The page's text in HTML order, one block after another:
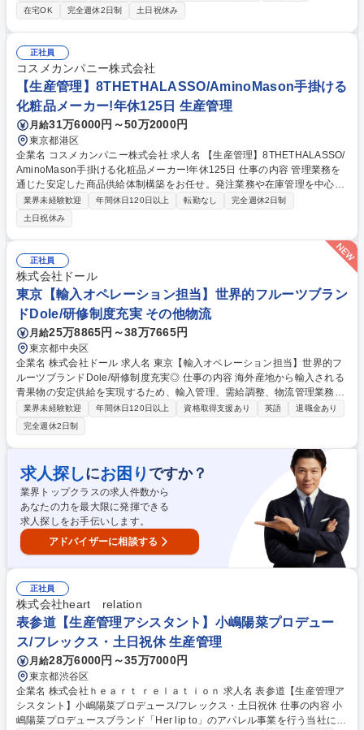
設計等、サプライチェーン全体のマネジメントをお任せ。 【詳細】■リリ
ースまでのスケジュール管理/ディレクション業務 ■新規生産背景の開拓 ■
仕入先との連携/交渉 ■生産戦略の設計/構築 ■生産計画の作成 【アパレル
ウェアラインナップ例】■BAKUNE パジャマ ■フーディー ■ジャケット ■
スウェット ■ゴルフウェア ■ポロシャツ/半袖シャツ ■ワンピース ■インナ
ーウェア など 募集職種 【生産管理/アパレル】BAKUNE手掛ける2025年
上場の注目企業!リモート可◎
在宅OK
完全週休2日制 土日祝休み
正社員
コスメカンパニー株式会社
【生産管理】8THETHALASSO/AminoMason手掛ける
化粧品メーカー!年休125日 生産管理
月給31万6000円～50万2000円
東京都港区
企業名 コスメカンパニー株式会社 求人名 【生産管理】8THETHALASSO/
AminoMason手掛ける化粧品メーカー!年休125日 仕事の内容 管理業務を
通じた安定した商品供給体制構築をお任せ。発注業務や在庫管理を中心
に、社内外の関係者と連携しながら、ブランド価値の維持・向上に貢献い
ただきます。 【業務詳細】(1)生産/発注管理：■全ブランド約300SKUを担
当し工場との生産スケジュール調整～原料/資材/製品発注/仕入れ/納品管理
までを一貫担当 ■発注書作成や受発注/出荷指示/電話応対等の事務/庶務 (2)
在庫管理と連携：■商品需要予測に基づく発注調整と在庫管理を徹底 ■営
業部と密に連携し生産スケジュールに合わせた円滑な供給体制を構築/維持
【ミッション】安定した商品供給体制構築によるブランド価値維持/向上
募集職種 【生産管理】8THETHALASSO/AminoMason手掛ける化粧品メ
ーカー!年休125日
業界未経験歓迎 年間休日120日以上 転勤なし
完全週休2日制
土日祝休み
正社員
株式会社ドール
東京【輸入オペレーション担当】世界的フルーツブラン
ドDole/研修制度充実 その他物流
月給25万8865円～38万7665円
東京都中央区
企業名 株式会社ドール 求人名 東京【輸入オペレーション担当】世界的フ
ルーツブランドDole/研修制度充実◎ 仕事の内容 海外産地から輸入される
青果物の安定供給を実現するため、輸入管理、需給調整、物流管理業務を
担当していただきます。 船会社、倉庫会社、運送会社、海外産地、営業部
門など多くの関係者と連携しながら、商品の安定供給に向けた調整・課題
解決を行うポジションです。 【主な業務内容】■輸入スケジュール管理お
よび需給調整 ■海外産地、船会社、倉庫会社、運送会社との折衝・調整 ■
社内営業部門と連携した安定供給体制の構築 ■各種レポート作成および分
析 ■輸入業務サポート全般（配船、通関スケジュール管理、輸入書類管
理） 募集職種 東京【輸入オペレーション担当】世界的フルーツブランドD
ole/研修制度充実◎
業界未経験歓迎 年間休日120日以上 資格取得支援あり 英語
退職金あり
完全週休2日制
求人探しにお困り ですか？
業界トップクラスの求人件数から
あなたの力を最大限に発揮できる
求人探しをお手伝いします。
アドバイザーに相談する
正社員
株式会社heart relation
表参道【生産管理アシスタント】小嶋陽菜プロデュー
ス/フレックス・土日祝休 生産管理
月給28万6000円～35万7000円
東京都渋谷区
企業名 株式会社ｈｅａｒｔ ｒｅｌａｔｉｏｎ 求人名 表参道【生産管理ア
シスタント】小嶋陽菜プロデュース/フレックス・土日祝休 仕事の内容 小
嶋陽菜プロデュースブランド「Her lip to」のアパレル事業を行う当社に